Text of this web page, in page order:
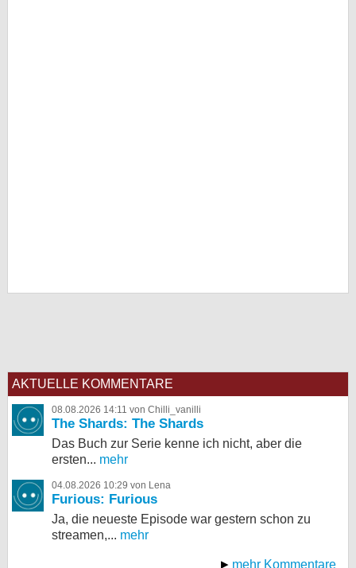
AKTUELLE KOMMENTARE
08.08.2026 14:11 von Chilli_vanilli
The Shards: The Shards
Das Buch zur Serie kenne ich nicht, aber die
ersten... mehr
04.08.2026 10:29 von Lena
Furious: Furious
Ja, die neueste Episode war gestern schon zu
streamen,... mehr
mehr Kommentare